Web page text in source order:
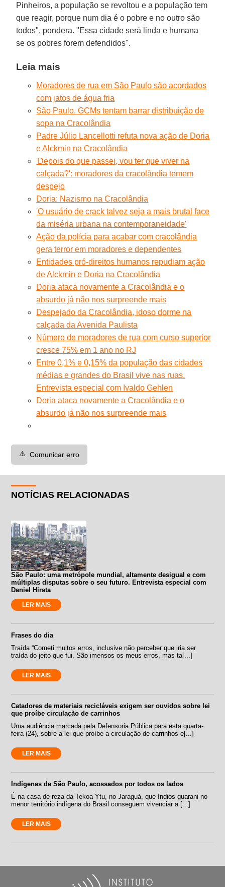
Pinheiros, a população se revoltou e a população tem
que reagir, porque num dia é o pobre e no outro são
todos", pondera. "Essa cidade será linda e humana
se os pobres forem defendidos".
Leia mais
Moradores de rua em São Paulo são acordados
com jatos de água fria
São Paulo. GCMs tentam barrar distribuição de
sopa na Cracolândia
Padre Júlio Lancellotti refuta nova ação de Doria
e Alckmin na Cracolândia
'Depois do que passei, vou ter que viver na
calçada?': moradores da cracolândia temem
despejo
Doria: Nazismo na Cracolândia
'O usuário de crack talvez seja a mais brutal face
da miséria urbana na contemporaneidade'
Ação da polícia para acabar com cracolândia
gera terror em moradores e dependentes
Entidades pró-direitos humanos repudiam ação
de Alckmin e Doria na Cracolândia
Doria ataca novamente a Cracolândia e o
absurdo já não nos surpreende mais
Despejado da Cracolândia, idoso dorme na
calçada da Avenida Paulista
Número de moradores de rua com curso superior
cresce 75% em 1 ano no RJ
Entre 0,1% e 0,15% da população das cidades
médias e grandes do Brasil vive nas ruas.
Entrevista especial com Ivaldo Gehlen
Doria ataca novamente a Cracolândia e o
absurdo já não nos surpreende mais
⚠️ Comunicar erro
NOTÍCIAS RELACIONADAS
São Paulo: uma metrópole mundial, altamente desigual e com
múltiplas disputas sobre o seu futuro. Entrevista especial com
Daniel Hirata
LER MAIS
Frases do dia
Traída “Cometi muitos erros, inclusive não perceber que iria ser
traída do jeito que fui. São imensos os meus erros, mas ta[...]
LER MAIS
Catadores de materiais recicláveis exigem ser ouvidos sobre lei
que proíbe circulação de carrinhos
Uma audiência marcada pela Defensoria Pública para esta quarta-
feira (24), sobre a lei que proíbe a circulação de carrinhos e[...]
LER MAIS
Indígenas de São Paulo, acossados por todos os lados
É na casa de reza da Tekoa Ytu, no Jaraguá, que índios guarani no
menor território indígena do Brasil conseguem vivenciar a [...]
LER MAIS